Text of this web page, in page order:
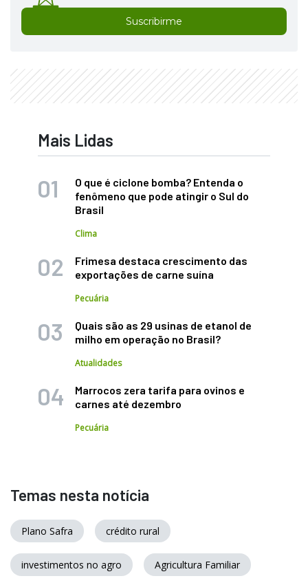
Suscribirme
Mais Lidas
O que é ciclone bomba? Entenda o
fenômeno que pode atingir o Sul do
Brasil
Clima
Frimesa destaca crescimento das
exportações de carne suína
Pecuária
Quais são as 29 usinas de etanol de
milho em operação no Brasil?
Atualidades
Marrocos zera tarifa para ovinos e
carnes até dezembro
Pecuária
Temas nesta notícia
Plano Safra crédito rural
investimentos no agro Agricultura Familiar